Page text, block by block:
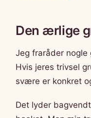
Den ærlige
Jeg fraråder nogle
Hvis jeres trivsel
svære er konkret
Det lyder